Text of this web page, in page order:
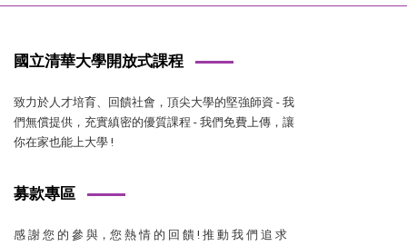
國立清華大學開放式課程
致力於人才培育、回饋社會，頂尖大學的堅強師資 - 我
們無償提供，充實縝密的優質課程 - 我們免費上傳，讓
你在家也能上大學 !
募款專區
感 謝 您 的 參 與，您 熱 情 的 回 饋 ! 推 動 我 們 追 求